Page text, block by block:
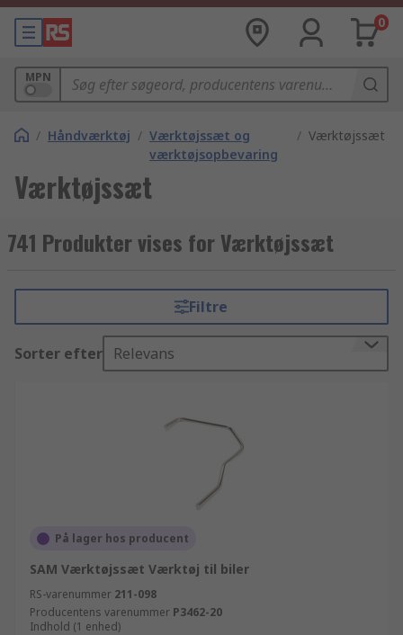
0
MPN
/ Håndværktøj / Værktøjssæt og
værktøjsopbevaring
/ Værktøjssæt
Værktøjssæt
741 Produkter vises for Værktøjssæt
Filtre
Sorter efter Relevans
På lager hos producent
SAM Værktøjssæt Værktøj til biler
RS-varenummer 211-098
Producentens varenummer P3462-20
Indhold (1 enhed)